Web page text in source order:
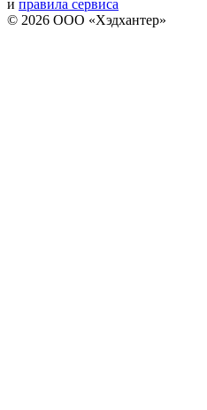
и правила сервиса
© 2026 ООО «Хэдхантер»